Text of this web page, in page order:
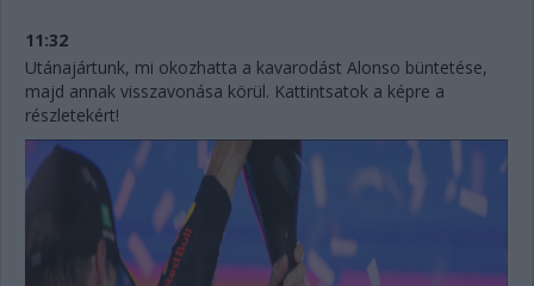
11:32
Utánajártunk, mi okozhatta a kavarodást Alonso büntetése,
majd annak visszavonása körül. Kattintsatok a képre a
részletekért!